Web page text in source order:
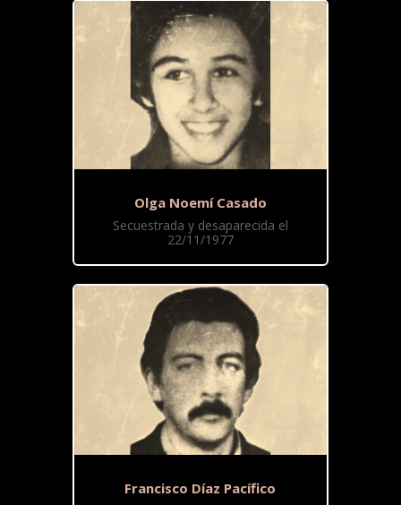
Olga Noemí Casado
Secuestrada y desaparecida el
22/11/1977
Francisco Díaz Pacífico